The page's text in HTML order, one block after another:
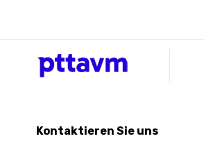
Kontaktieren Sie uns